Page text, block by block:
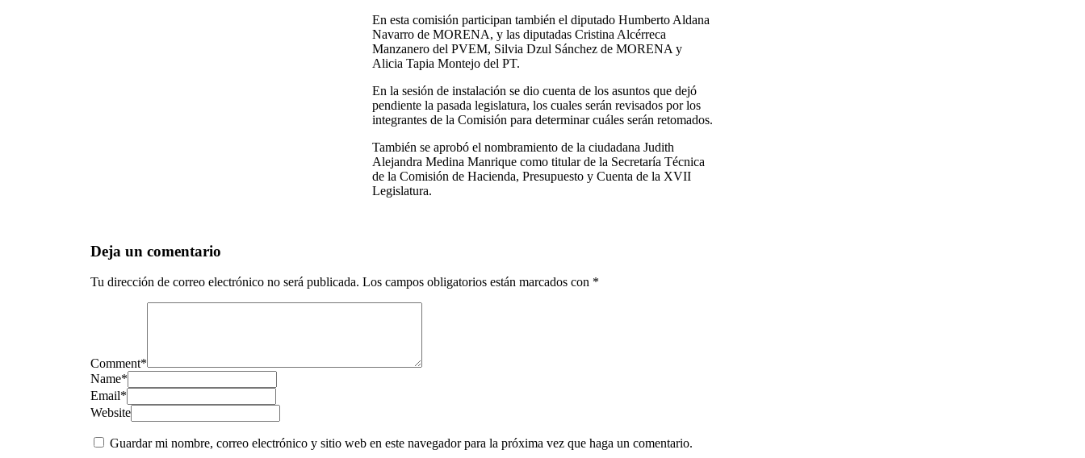
En esta comisión participan también el diputado Humberto Aldana
Navarro de MORENA, y las diputadas Cristina Alcérreca
Manzanero del PVEM, Silvia Dzul Sánchez de MORENA y
Alicia Tapia Montejo del PT.
En la sesión de instalación se dio cuenta de los asuntos que dejó
pendiente la pasada legislatura, los cuales serán revisados por los
integrantes de la Comisión para determinar cuáles serán retomados.
También se aprobó el nombramiento de la ciudadana Judith
Alejandra Medina Manrique como titular de la Secretaría Técnica
de la Comisión de Hacienda, Presupuesto y Cuenta de la XVII
Legislatura.
Deja un comentario
Tu dirección de correo electrónico no será publicada. Los campos obligatorios están marcados con *
Comment*
Name*
Email*
Website
Guardar mi nombre, correo electrónico y sitio web en este navegador para la próxima vez que haga un comentario.